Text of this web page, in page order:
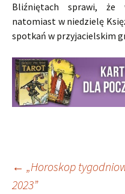
Bliźniętach sprawi, że
natomiast w niedzielę
spotkań w przyjacielskim
← „Horoskop
2023”